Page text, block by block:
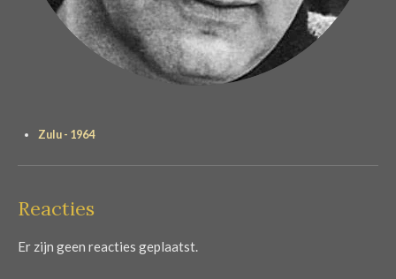
Zulu - 1964
Reacties
Er zijn geen reacties geplaatst.